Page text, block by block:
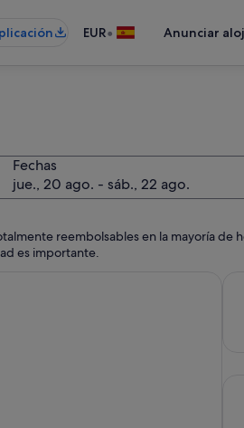
EUR• Anunciar
Fechas
jue., 20 ago. - sáb., 22 ago.
reembolsables en la mayoría de
es importante.